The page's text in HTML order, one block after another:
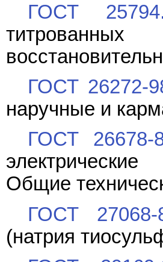
ГОСТ
ГОСТ 26272-
наручные и
ГОСТ 26678-
Общие
ГОСТ 27068-
(натрия